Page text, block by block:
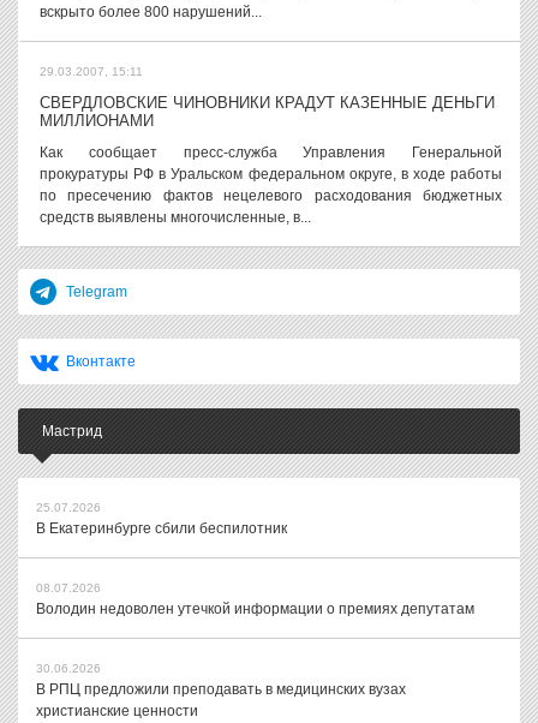
вскрыто более 800 нарушений...
29.03.2007, 15:11
СВЕРДЛОВСКИЕ ЧИНОВНИКИ КРАДУТ КАЗЕННЫЕ ДЕНЬГИ
МИЛЛИОНАМИ
Как сообщает пресс-служба Управления Генеральной
прокуратуры РФ в Уральском федеральном округе, в ходе работы
по пресечению фактов нецелевого расходования бюджетных
средств выявлены многочисленные, в...
Telegram
Вконтакте
Мастрид
25.07.2026
В Екатеринбурге сбили беспилотник
08.07.2026
Володин недоволен утечкой информации о премиях депутатам
30.06.2026
В РПЦ предложили преподавать в медицинских вузах
христианские ценности